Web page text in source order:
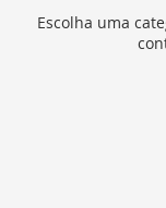
Escolha uma